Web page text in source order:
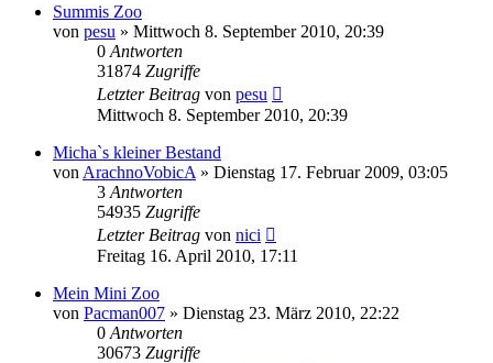
Summis Zoo
von pesu » Mittwoch 8. September 2010, 20:39
0 Antworten
31874 Zugriffe
Letzter Beitrag von pesu
Mittwoch 8. September 2010, 20:39
Micha`s kleiner Bestand
von ArachnoVobicA » Dienstag 17. Februar 2009, 03:05
3 Antworten
54935 Zugriffe
Letzter Beitrag von nici
Freitag 16. April 2010, 17:11
Mein Mini Zoo
von Pacman007 » Dienstag 23. März 2010, 22:22
0 Antworten
30673 Zugriffe